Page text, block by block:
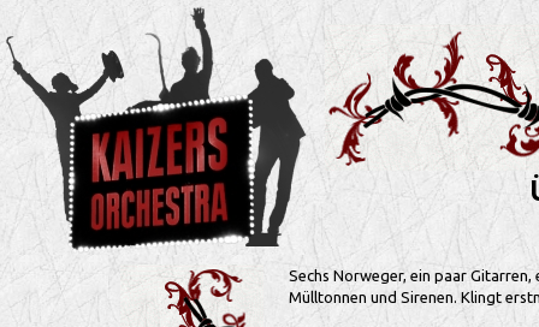
Sechs Norweger, ein paar
Mülltonnen und Sirenen. Klingt